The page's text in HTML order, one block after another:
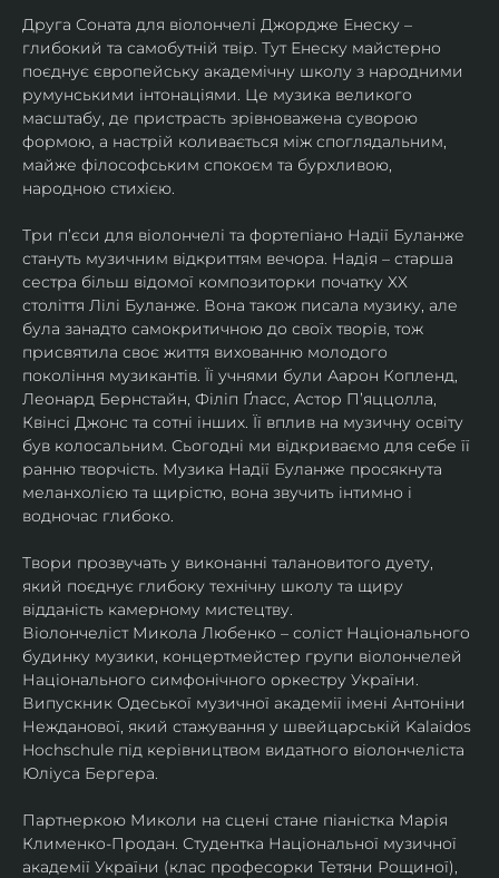
Друга Соната для віолончелі Джордже Енеску –
глибокий та самобутній твір. Тут Енеску майстерно
поєднує європейську академічну школу з народними
румунськими інтонаціями. Це музика великого
масштабу, де пристрасть зрівноважена суворою
формою, а настрій коливається між споглядальним,
майже філософським спокоєм та бурхливою,
народною стихією.
Три п’єси для віолончелі та фортепіано Надії Буланже
стануть музичним відкриттям вечора. Надія – старша
сестра більш відомої композиторки початку ХХ
століття Лілі Буланже. Вона також писала музику, але
була занадто самокритичною до своїх творів, тож
присвятила своє життя вихованню молодого
покоління музикантів. Її учнями були Аарон Копленд,
Леонард Бернстайн, Філіп Ґласс, Астор П’яццолла,
Квінсі Джонс та сотні інших. Її вплив на музичну освіту
був колосальним. Сьогодні ми відкриваємо для себе її
ранню творчість. Музика Надії Буланже просякнута
меланхолією та щирістю, вона звучить інтимно і
водночас глибоко.
Твори прозвучать у виконанні талановитого дуету,
який поєднує глибоку технічну школу та щиру
відданість камерному мистецтву.
Віолончеліст Микола Любенко – соліст Національного
будинку музики, концертмейстер групи віолончелей
Національного симфонічного оркестру України.
Випускник Одеської музичної академії імені Антоніни
Нежданової, який стажування у швейцарській Kalaidos
Hochschule під керівництвом видатного віолончеліста
Юліуса Бергера.
Партнеркою Миколи на сцені стане піаністка Марія
Клименко-Продан. Студентка Національної музичної
академії України (клас професорки Тетяни Рощиної),